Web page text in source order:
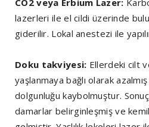
CO2 veya Erbium Lazer:
lazerleri ile el cildi üzerinde
giderilir. Lokal anestezi ile
Doku takviyesi: Ellerdeki cilt
yaşlanmaya bağlı olarak
dolgunluğu kaybolmuştur.
damarlar belirginleşmiş ve